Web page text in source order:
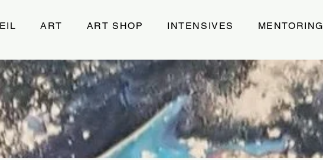
ART ART SHOP INTENSIVES MENTORING